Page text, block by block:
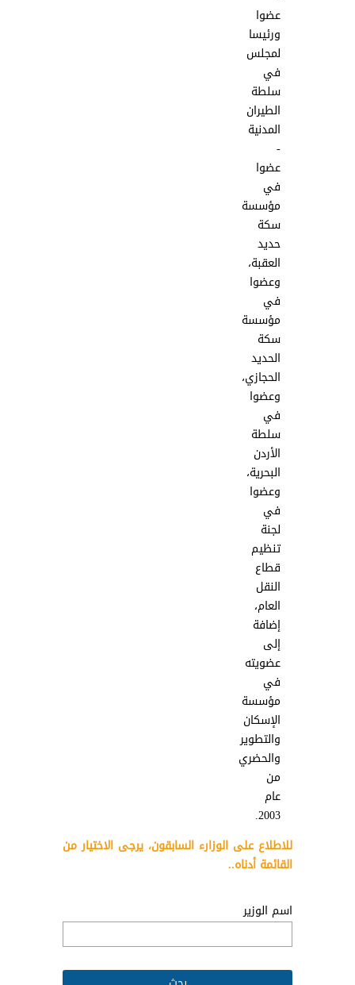
عضوا
ورئيسا
لمجلس
في
سلطة
الطيران
المدنية
-
عضوا
في
مؤسسة
سكة
حديد
العقبة،
وعضوا
في
مؤسسة
سكة
الحديد
الحجازي،
وعضوا
في
سلطة
الأردن
البحرية،
وعضوا
في
لجنة
تنظيم
قطاع
النقل
العام،
إضافة
إلى
عضويته
في
مؤسسة
الإسكان
والتطوير
والحضري
من
عام
2003.
للاطلاع على الوزارء السابقون، يرجى الاختيار من
القائمة أدناه..
اسم الوزير